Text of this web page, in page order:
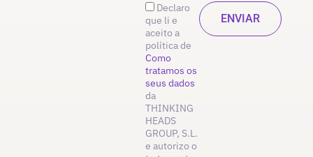
Declaro
que li e
aceito a
política de
Como
tratamos os
seus dados
da
THINKING
HEADS
GROUP, S.L.
e autorizo o